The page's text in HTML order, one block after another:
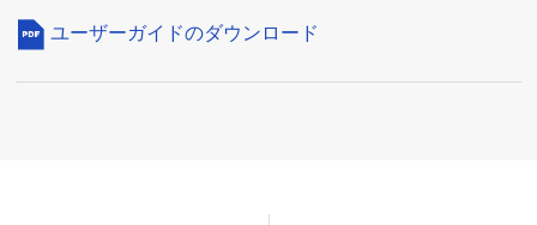
ユーザーガイドのダウンロード